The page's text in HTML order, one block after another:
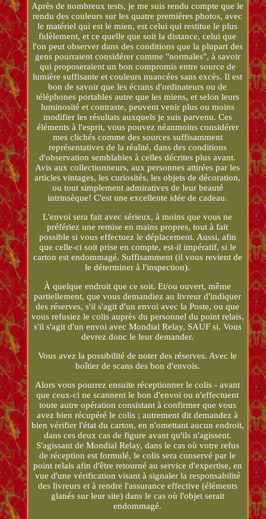
Après de nombreux tests, je me suis rendu compte que le
rendu des couleurs sur les quatre premières photos, avec
le matériel qui est le mien, est celui qui restitue le plus
fidèlement, et ce quelle que soit la distance, celui que
l'on peut observer dans des conditions que la plupart des
gens pourraient considérer comme "normales", à savoir
qui proposeraient un bon compromis entre source de
lumière suffisante et couleurs nuancées sans excès. Il est
bon de savoir que les écrans d'ordinateurs ou de
téléphones portables autre que les miens, et selon leurs
luminosité et contraste, peuvent venir plus ou moins
modifier les résultats auxquels je suis parvenu. Ces
éléments à l'esprit, vous pouvez néanmoins considérer
mes clichés comme des sources suffisamment
représentatives de la réalité, dans des conditions
d'observation semblables à celles décrites plus avant.
Avis aux collectionneurs, aux personnes attirées par les
articles vintages, les curiosités, les objets de décoration,
ou tout simplement admiratives de leur beauté
intrinsèque! C'est une excellente idée de cadeau.
L'envoi sera fait avec sérieux, à moins que vous ne
préfériez une remise en mains propres, tout à fait
possible si vous effectuez le déplacement. Aussi, afin
que celle-ci soit prise en compte, est-il impératif, si le
carton est endommagé. Suffisamment (il vous revient de
le déterminer à l'inspection).
À quelque endroit que ce soit. Et/ou ouvert, même
partiellement, que vous demandiez au livreur d'indiquer
des réserves, s'il s'agit d'un envoi avec la Poste, ou que
vous refusiez le colis auprès du personnel du point relais,
s'il s'agit d'un envoi avec Mondial Relay, SAUF si. Vous
devrez donc le leur demander.
Vous avez la possibilité de noter des réserves. Avec le
boîtier de scans des bon d'envois.
Alors vous pourrez ensuite réceptionner le colis - avant
que ceux-ci ne scannent le bon d'envoi ou n'effectuent
toute autre opération consistant à confirmer que vous
avez bien récupéré le colis ; autrement dit demandez à
bien vérifier l'état du carton, en n'omettant aucun endroit,
dans ces deux cas de figure avant qu'ils n'agissent.
S'agissant de Mondial Relay, dans le cas où votre refus
de réception est formulé, le colis sera conservé par le
point relais afin d'être retourné au service d'expertise, en
vue d'une vérification visant à signaler la responsabilité
des livreurs et à rendre l'assurance effective (éléments
glanés sur leur site) dans le cas où l'objet serait
endommagé.